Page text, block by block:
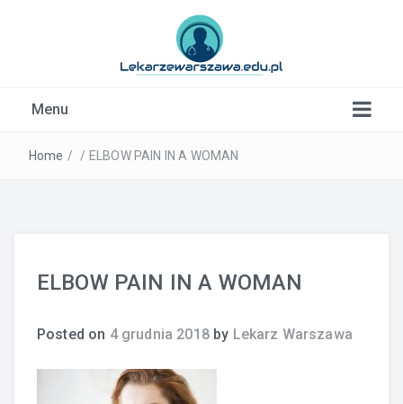
Menu
Home / / ELBOW PAIN IN A WOMAN
ELBOW PAIN IN A WOMAN
Posted on 4 grudnia 2018by Lekarz Warszawa